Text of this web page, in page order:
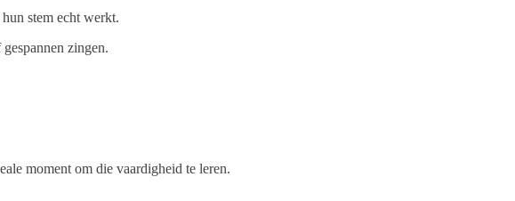
stem echt werkt.
zingen.
moment om die vaardigheid te leren.